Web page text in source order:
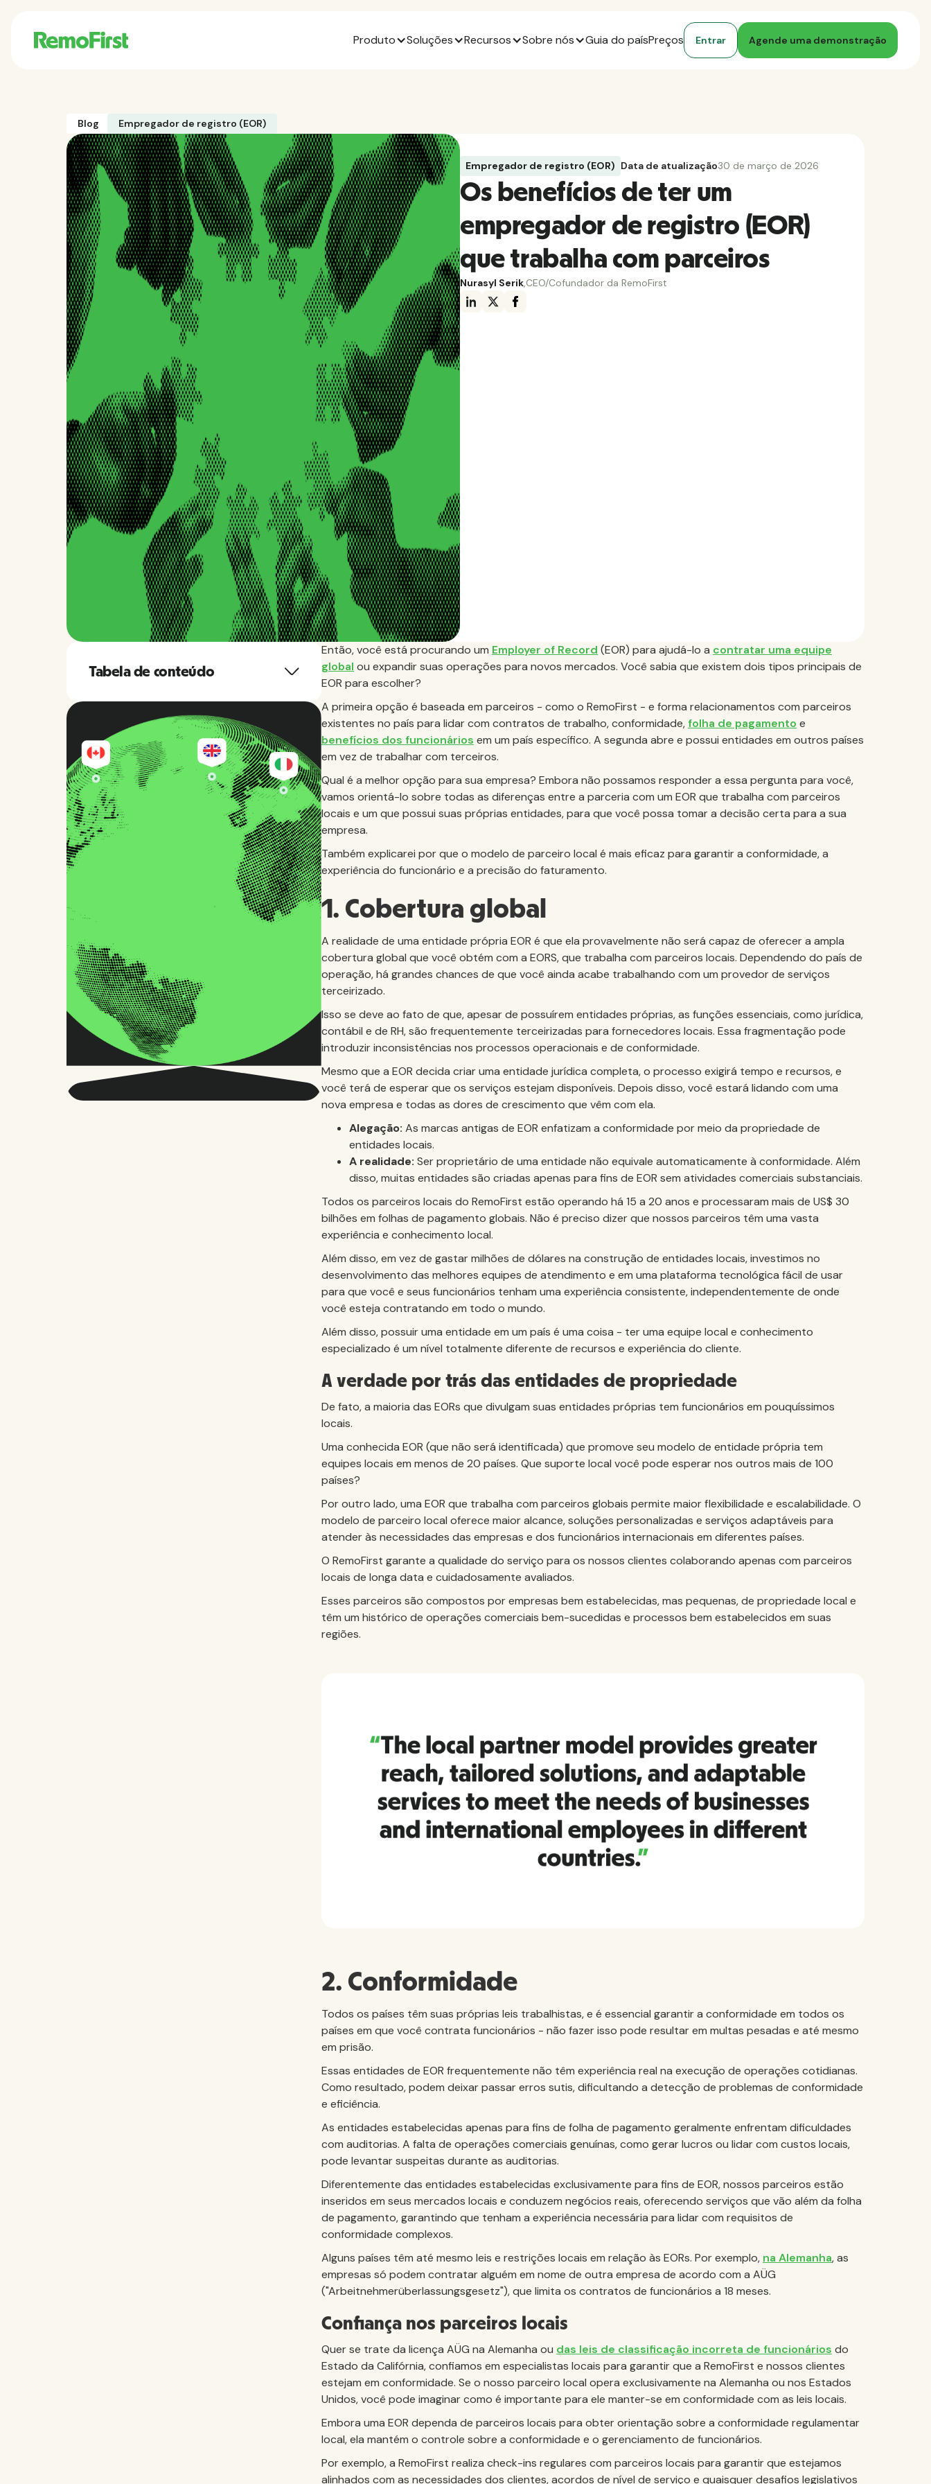
Produto Soluções Recursos Sobre nós Guia do paísPreços Entrar Agende uma demonstração
Blog Empregador de registro (EOR)
Empregador de registro (EOR) Data de atualização30 de março de 2026
Os benefícios de ter um
empregador de registro (EOR)
que trabalha com parceiros
Nurasyl Serik,CEO/Cofundador da RemoFirst
Tabela de conteúdo
Então, você está procurando um Employer of Record (EOR) para ajudá-lo a contratar uma equipe
global ou expandir suas operações para novos mercados. Você sabia que existem dois tipos principais de
EOR para escolher?
A primeira opção é baseada em parceiros - como o RemoFirst - e forma relacionamentos com parceiros
existentes no país para lidar com contratos de trabalho, conformidade,folha de pagamento e
benefícios dos funcionários em um país específico. A segunda abre e possui entidades em outros países
em vez de trabalhar com terceiros.
Qual é a melhor opção para sua empresa? Embora não possamos responder a essa pergunta para você,
vamos orientá-lo sobre todas as diferenças entre a parceria com um EOR que trabalha com parceiros
locais e um que possui suas próprias entidades, para que você possa tomar a decisão certa para a sua
empresa.
Também explicarei por que o modelo de parceiro local é mais eficaz para garantir a conformidade, a
experiência do funcionário e a precisão do faturamento.
1. Cobertura global
A realidade de uma entidade própria EOR é que ela provavelmente não será capaz de oferecer a ampla
cobertura global que você obtém com a EORS, que trabalha com parceiros locais. Dependendo do país de
operação, há grandes chances de que você ainda acabe trabalhando com um provedor de serviços
terceirizado.
Isso se deve ao fato de que, apesar de possuírem entidades próprias, as funções essenciais, como jurídica,
contábil e de RH, são frequentemente terceirizadas para fornecedores locais. Essa fragmentação pode
introduzir inconsistências nos processos operacionais e de conformidade.
Mesmo que a EOR decida criar uma entidade jurídica completa, o processo exigirá tempo e recursos, e
você terá de esperar que os serviços estejam disponíveis. Depois disso, você estará lidando com uma
nova empresa e todas as dores de crescimento que vêm com ela.
Alegação: As marcas antigas de EOR enfatizam a conformidade por meio da propriedade de
entidades locais.
A realidade: Ser proprietário de uma entidade não equivale automaticamente à conformidade. Além
disso, muitas entidades são criadas apenas para fins de EOR sem atividades comerciais substanciais.
Todos os parceiros locais do RemoFirst estão operando há 15 a 20 anos e processaram mais de US$ 30
bilhões em folhas de pagamento globais. Não é preciso dizer que nossos parceiros têm uma vasta
experiência e conhecimento local.
Além disso, em vez de gastar milhões de dólares na construção de entidades locais, investimos no
desenvolvimento das melhores equipes de atendimento e em uma plataforma tecnológica fácil de usar
para que você e seus funcionários tenham uma experiência consistente, independentemente de onde
você esteja contratando em todo o mundo.
Além disso, possuir uma entidade em um país é uma coisa - ter uma equipe local e conhecimento
especializado é um nível totalmente diferente de recursos e experiência do cliente.
A verdade por trás das entidades de propriedade
De fato, a maioria das EORs que divulgam suas entidades próprias tem funcionários em pouquíssimos
locais.
Uma conhecida EOR (que não será identificada) que promove seu modelo de entidade própria tem
equipes locais em menos de 20 países. Que suporte local você pode esperar nos outros mais de 100
países?
Por outro lado, uma EOR que trabalha com parceiros globais permite maior flexibilidade e escalabilidade. O
modelo de parceiro local oferece maior alcance, soluções personalizadas e serviços adaptáveis para
atender às necessidades das empresas e dos funcionários internacionais em diferentes países.
O RemoFirst garante a qualidade do serviço para os nossos clientes colaborando apenas com parceiros
locais de longa data e cuidadosamente avaliados.
Esses parceiros são compostos por empresas bem estabelecidas, mas pequenas, de propriedade local e
têm um histórico de operações comerciais bem-sucedidas e processos bem estabelecidos em suas
regiões.
2. Conformidade
Todos os países têm suas próprias leis trabalhistas, e é essencial garantir a conformidade em todos os
países em que você contrata funcionários - não fazer isso pode resultar em multas pesadas e até mesmo
em prisão.
Essas entidades de EOR frequentemente não têm experiência real na execução de operações cotidianas.
Como resultado, podem deixar passar erros sutis, dificultando a detecção de problemas de conformidade
e eficiência.
As entidades estabelecidas apenas para fins de folha de pagamento geralmente enfrentam dificuldades
com auditorias. A falta de operações comerciais genuínas, como gerar lucros ou lidar com custos locais,
pode levantar suspeitas durante as auditorias.
Diferentemente das entidades estabelecidas exclusivamente para fins de EOR, nossos parceiros estão
inseridos em seus mercados locais e conduzem negócios reais, oferecendo serviços que vão além da folha
de pagamento, garantindo que tenham a experiência necessária para lidar com requisitos de
conformidade complexos.
Alguns países têm até mesmo leis e restrições locais em relação às EORs. Por exemplo, na Alemanha, as
empresas só podem contratar alguém em nome de outra empresa de acordo com a AÜG
("Arbeitnehmerüberlassungsgesetz"), que limita os contratos de funcionários a 18 meses.
Confiança nos parceiros locais
Quer se trate da licença AÜG na Alemanha ou das leis de classificação incorreta de funcionários do
Estado da Califórnia, confiamos em especialistas locais para garantir que a RemoFirst e nossos clientes
estejam em conformidade. Se o nosso parceiro local opera exclusivamente na Alemanha ou nos Estados
Unidos, você pode imaginar como é importante para ele manter-se em conformidade com as leis locais.
Embora uma EOR dependa de parceiros locais para obter orientação sobre a conformidade regulamentar
local, ela mantém o controle sobre a conformidade e o gerenciamento de funcionários.
Por exemplo, a RemoFirst realiza check-ins regulares com parceiros locais para garantir que estejamos
alinhados com as necessidades dos clientes, acordos de nível de serviço e quaisquer desafios legislativos